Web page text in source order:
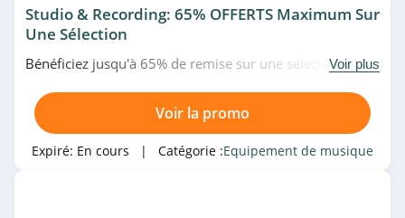
Studio & Recording: 65% OFFERTS Maximum Sur
Une Sélection
Bénéficiez jusqu'à 65% de remise sur une sélection de
N'attendez plus!
Voir plus
Voir la promo
Expiré: En cours | Catégorie :Equipement de musique